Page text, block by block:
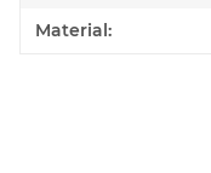
Material: